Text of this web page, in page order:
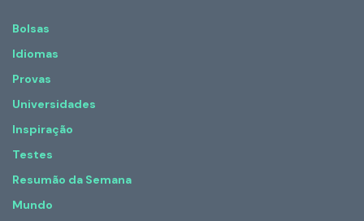
Bolsas
Idiomas
Provas
Universidades
Inspiração
Testes
Resumão da Semana
Mundo